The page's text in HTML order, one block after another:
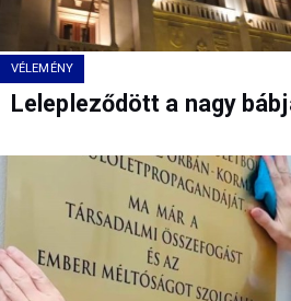
VÉLEMÉNY
Lelepleződött a nagy